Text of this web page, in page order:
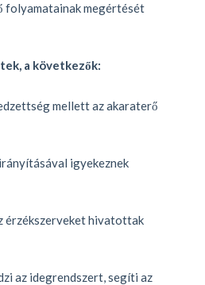
folyamatainak megértését
a következők:
mellett az akaraterő
igyekeznek
érzékszerveket hivatottak
az idegrendszert, segíti az